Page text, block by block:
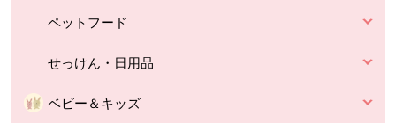
ペットフード
せっけん・日用品
ベビー＆キッズ